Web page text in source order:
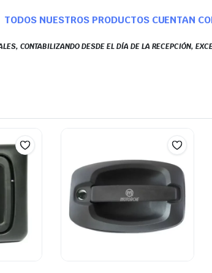
TODOS NUESTROS PRODUCTOS CUENTAN
CONTABILIZANDO DESDE EL DÍA DE LA RECEPCIÓN,